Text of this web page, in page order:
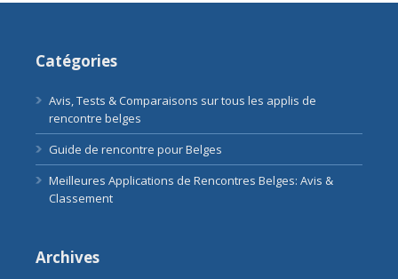
Catégories
Avis, Tests & Comparaisons sur tous les applis de
rencontre belges
Guide de rencontre pour Belges
Meilleures Applications de Rencontres Belges: Avis &
Classement
Archives